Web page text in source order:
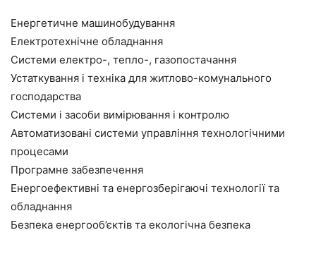
Енергетичне машинобудування
Електротехнічне обладнання
Системи електро-, тепло-, газопостачання
Устаткування і техніка для житлово-комунального
господарства
Системи і засоби вимірювання і контролю
Автоматизовані системи управління технологічними
процесами
Програмне забезпечення
Енергоефективні та енергозберігаючі технології та
обладнання
Безпека енергооб’єктів та екологічна безпека